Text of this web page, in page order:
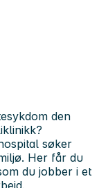
den
søker
Her får du
du jobber i et